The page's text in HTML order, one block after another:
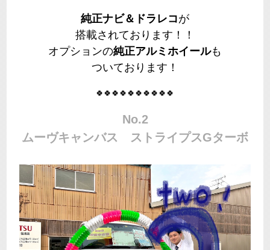
純正ナビ＆ドラレコが
搭載されております！！
オプションの純正アルミホイールも
ついております！
🍀🍀🍀🍀🍀🍀🍀🍀🍀🍀
No.2
ムーヴキャンバス ストライプスGターボ